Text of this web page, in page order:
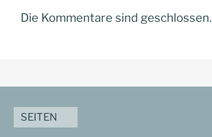
Die Kommentare sind geschlossen.
SEITEN